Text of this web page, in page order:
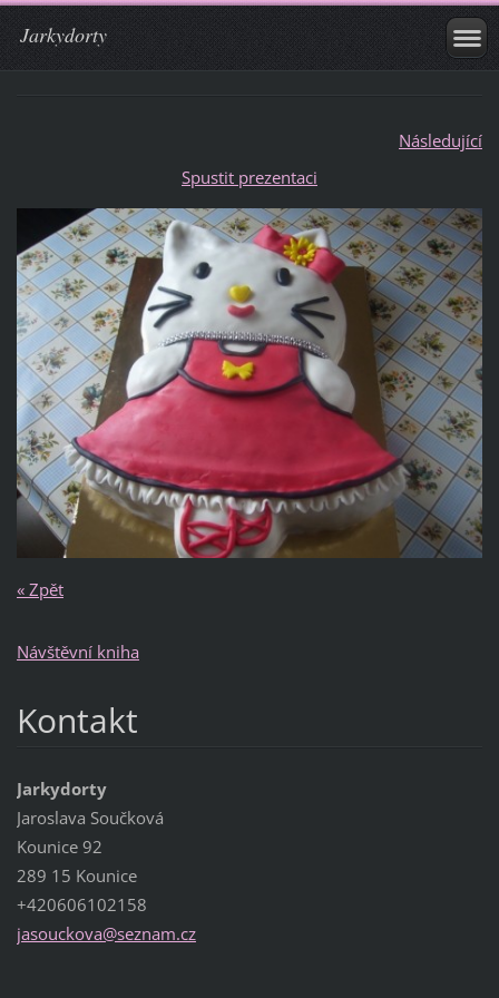
Jarkydorty
Následující
Spustit prezentaci
« Zpět
Návštěvní kniha
Kontakt
Jarkydorty
Jaroslava Součková
Kounice 92
289 15 Kounice
+420606102158
jasouckova@seznam.cz